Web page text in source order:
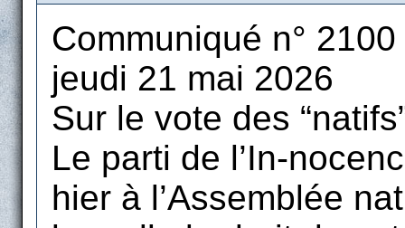
Communiqué n° 2100
jeudi 21 mai 2026
Sur le vote des
Le parti de l’In-
hier à l’Assemblée